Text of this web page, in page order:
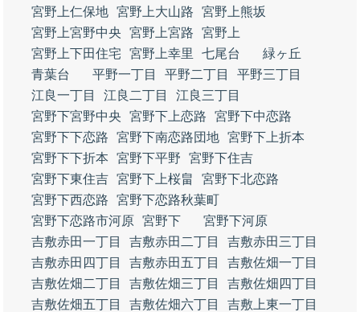
宮野上仁保地 宮野上大山路
宮野上熊坂
宮野上宮野中央
宮野上宮路
宮野上
宮野上下田住宅
宮野上幸里 七尾台
緑ヶ丘
青葉台
平野一丁目 平野二丁目
平野三丁目
江良一丁目
江良二丁目
江良三丁目
宮野下宮野中央
宮野下上恋路
宮野下中恋路
宮野下下恋路
宮野下南恋路団地 宮野下上折本
宮野下下折本
宮野下平野
宮野下住吉
宮野下東住吉 宮野下上桜畠
宮野下北恋路
宮野下西恋路
宮野下恋路秋葉町
宮野下恋路市河原 宮野下
宮野下河原
吉敷赤田一丁目
吉敷赤田二丁目
吉敷赤田三丁目
吉敷赤田四丁目
吉敷赤田五丁目
吉敷佐畑一丁目
吉敷佐畑二丁目
吉敷佐畑三丁目
吉敷佐畑四丁目
吉敷佐畑五丁目
吉敷佐畑六丁目
吉敷上東一丁目